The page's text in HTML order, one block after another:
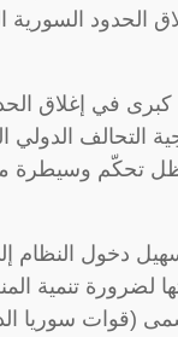
الحدود السورية
كبرى في إغلاق
التحالف الدولي
في ظل تحكّم وسيطرة
دخول النظام
لضرورة تنمية
(قوات سوريا